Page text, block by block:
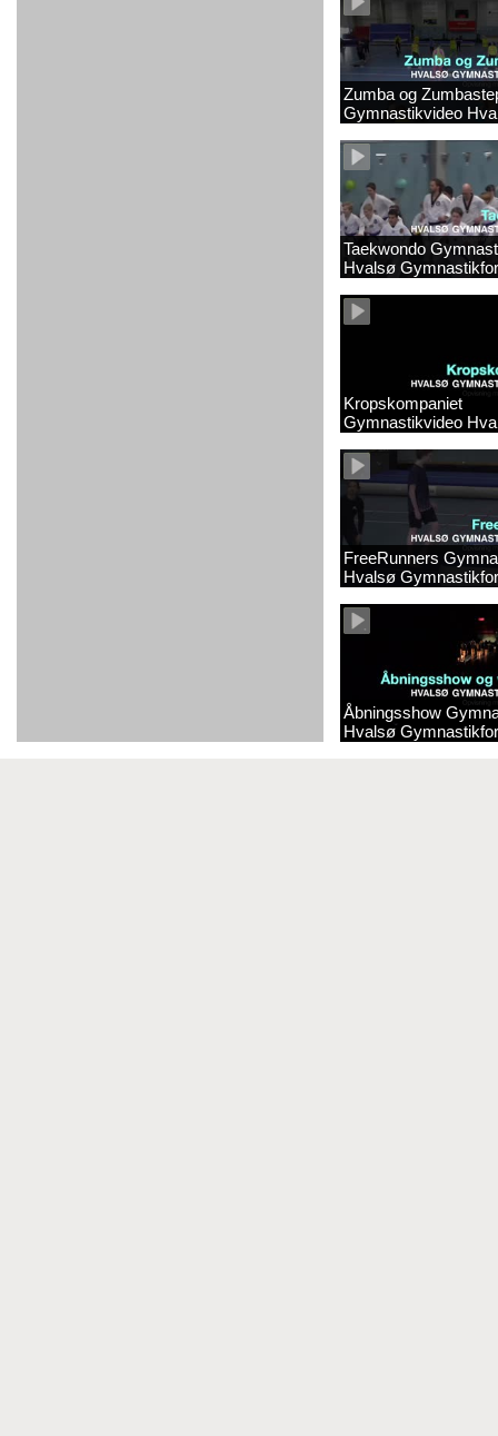
Zumba og
Gymnastikvideo
Taekwondo
Hvalsø
Kropskompaniet
Gymnastikvideo
FreeRunners
Hvalsø
Åbningsshow
Hvalsø